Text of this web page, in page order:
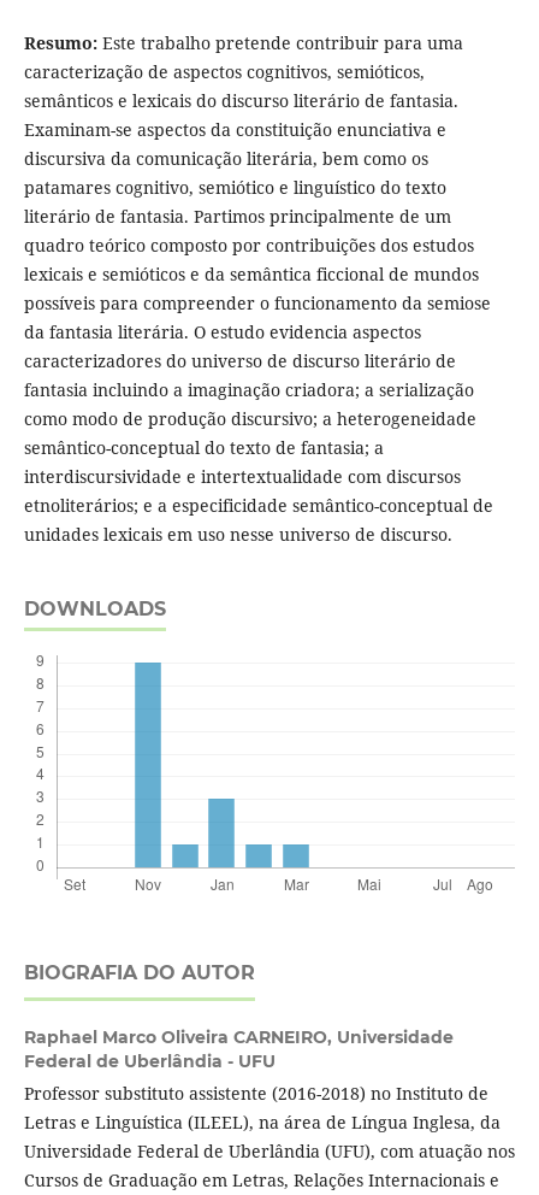
Resumo:Este trabalho pretende contribuir para uma
caracterização de aspectos cognitivos, semióticos,
semânticos e lexicais do discurso literário de fantasia.
Examinam-se aspectos da constituição enunciativa e
discursiva da comunicação literária, bem como os
patamares cognitivo, semiótico e linguístico do texto
literário de fantasia. Partimos principalmente de um
quadro teórico composto por contribuições dos estudos
lexicais e semióticos e da semântica ficcional de mundos
possíveis para compreender o funcionamento da semiose
da fantasia literária. O estudo evidencia aspectos
caracterizadores do universo de discurso literário de
fantasia incluindo a imaginação criadora; a serialização
como modo de produção discursivo; a heterogeneidade
semântico-conceptual do texto de fantasia; a
interdiscursividade e intertextualidade com discursos
etnoliterários; e a especificidade semântico-conceptual de
unidades lexicais em uso nesse universo de discurso.
DOWNLOADS
BIOGRAFIA DO AUTOR
Raphael Marco Oliveira CARNEIRO, Universidade
Federal de Uberlândia - UFU
Professor substituto assistente (2016-2018) no Instituto de
Letras e Linguística (ILEEL), na área de Língua Inglesa, da
Universidade Federal de Uberlândia (UFU), com atuação nos
Cursos de Graduação em Letras, Relações Internacionais e